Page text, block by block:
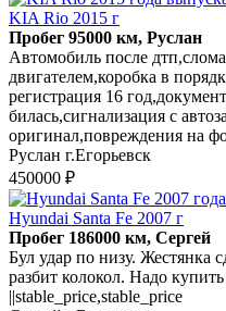
KIA Rio 2015 г
Пробег 95000 км, Руслан
Автомобиль после
двигателем,коробка в
регистрация 16
билась,сигнализация с
оригинал,повреждения на
Руслан г.Егорьевск
450000 ₽
Hyundai Santa Fe 2007 г
Пробег 186000 км, Сергей
Бул удар по низу. Жестянка
разбит колокол. Надо
||stable_price,stable_price